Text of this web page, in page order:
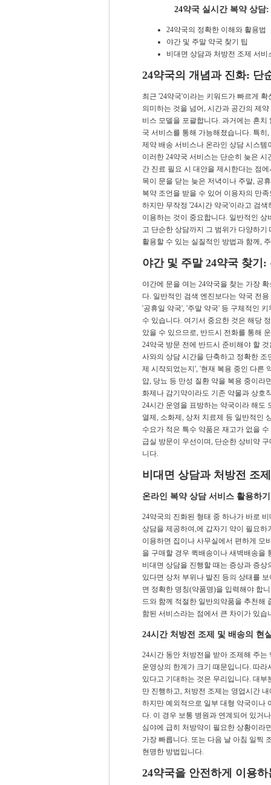
24약국 실시간 복약 상담
24약국의 정확한 이해와 활용법
야간 및 주말 약국 찾기 팁
비대면 상담과 처방전 조제 서비
24약국의 개념과 진화: 단
최근 '24약국'이라는 키워드가 빠르게
의미하는 것을 넘어, 시간과 공간의 제
비스 모델을 포괄합니다. 과거에는 흔
국 서비스를 통해 가능해졌습니다. 특
제약 배송 서비스나 온라인 상담 시스
이러한 24약국 서비스는 단순히 늦은
간 진료 필요 시 대안을 제시한다는 점
목이 문을 닫는 늦은 저녁이나 주말, 공
복약 조언을 받을 수 있어 이용자의 만
하지만 무작정 '24시간 약국'이라고 검
이용하는 것이 중요합니다. 일반적인
고 단순한 상담까지 그 범위가 다양하
활용할 수 있는 실질적인 방법과 함께,
야간 및 주말 24약국 찾기
야간에 문을 여는 24약국을 찾는 가장
다. 일반적인 검색 엔진보다는 약국 전
'공휴일 약국', '주말 약국' 등 구체적인
수 있습니다. 여기서 중요한 것은 해당
았을 수 있으므로, 반드시 전화를 통해
24약국 방문 전에 반드시 준비해야 할
사와의 상담 시간을 단축하고 정확한
제 시작되었는지', '현재 복용 중인 다른
압, 당뇨 등 만성 질환 약을 복용 중이라
화제나 감기약이라도 기존 약물과 상호
24시간 운영을 표방하는 약국이라 해도
열제, 소화제, 상처 치료제 등 일반적인
수요가 적은 특수 약품은 재고가 없을
급실 방문이 우선이며, 단순한 상비약
니다.
비대면 상담과 처방전 조
온라인 복약 상담 서비스 활용하기
24약국의 진화된 형태 중 하나가 바로
상담을 제공하여,에 갑자기 약이 필요
이용하면 집이나 사무실에서 편하게 모
을 구매할 경우 퀵배송이나 새벽배송을
비대면 상담을 진행할 때는 증상과 증
있다면 상처 부위나 발진 등의 상태를
면 정확한 명칭(약품명)을 입력해야 합
드와 함께 적절한 일반의약품을 추천해
함된 서비스라는 점에서 큰 차이가 있습
24시간 처방전 조제 및 배송의 현
24시간 동안 처방전을 받아 조제해 주
운영상의 한계가 크기 때문입니다. 따
있다고 기대하는 것은 무리입니다. 대
만 진행하고, 처방전 조제는 영업시간
하지만 예외적으로 일부 대형 약국이나
다. 이 경우 보통 병원과 연계되어 있거
심야에 급히 처방약이 필요한 상황이라
가장 빠릅니다. 또는 다음 날 아침 일찍
현명한 방법입니다.
24약국을 안전하게 이용